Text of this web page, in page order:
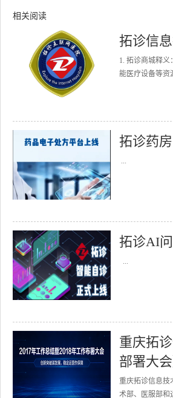
相关阅读
拓诊信
1. 拓诊商城释
能医疗设备等资
拓诊药
...
拓诊AI
...
重庆拓
部署大会
重庆拓诊信息技
术部、医服部和